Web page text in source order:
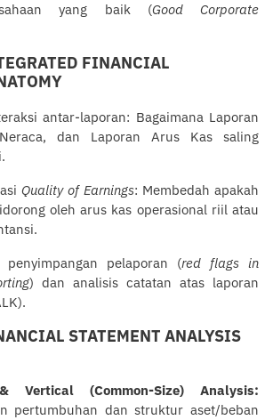
yang baik (Good Corporate
FINANCIAL
antar-laporan: Bagaimana Laporan
dan Laporan Arus Kas saling
Quality of Earnings: Membedah apakah
oleh arus kas operasional riil atau
penyimpangan pelaporan (red flags in
) dan analisis catatan atas laporan
STATEMENT ANALYSIS
Vertical (Common-Size) Analysis:
pertumbuhan dan struktur aset/beban